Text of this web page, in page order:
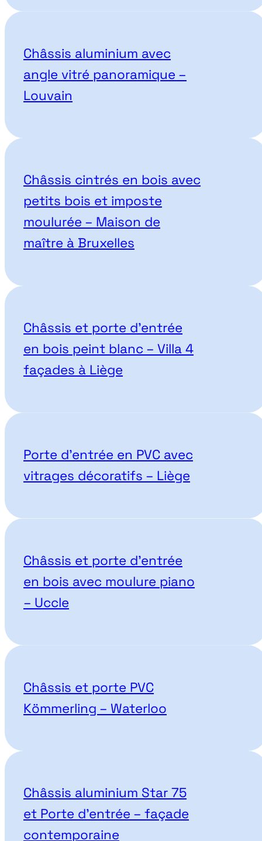
Châssis aluminium avec
angle vitré panoramique –
Louvain
Châssis cintrés en bois avec
petits bois et imposte
moulurée – Maison de
maître à Bruxelles
Châssis et porte d’entrée
en bois peint blanc – Villa 4
façades à Liège
Porte d’entrée en PVC avec
vitrages décoratifs – Liège
Châssis et porte d’entrée
en bois avec moulure piano
– Uccle
Châssis et porte PVC
Kömmerling – Waterloo
Châssis aluminium Star 75
et Porte d’entrée – façade
contemporaine